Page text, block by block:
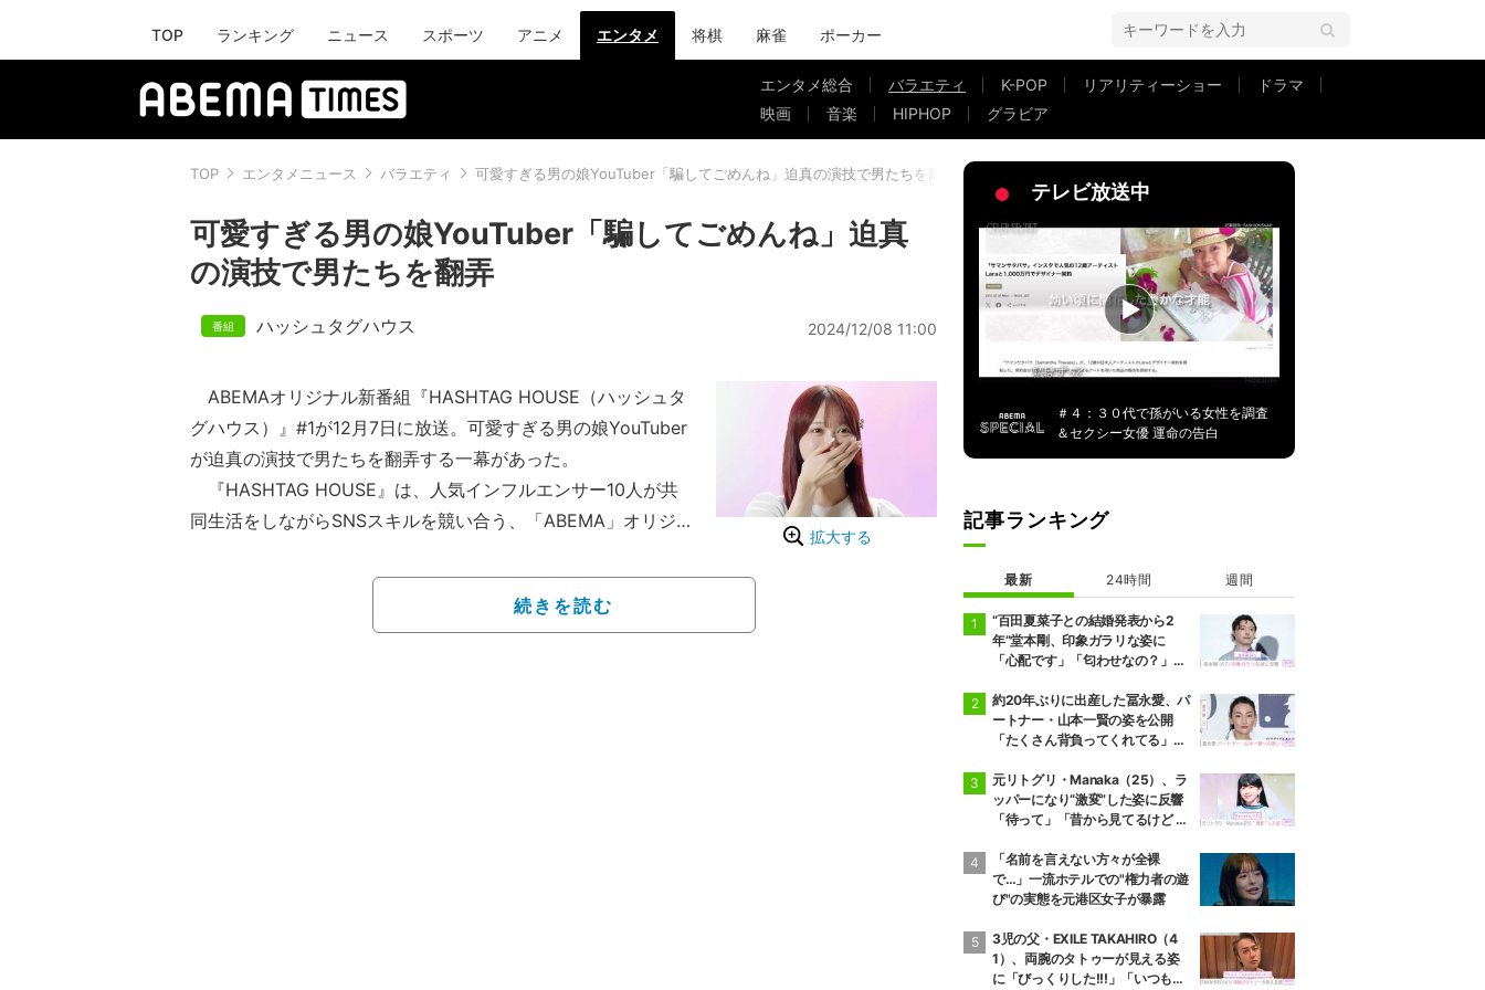
TOP ランキング ニュース スポーツ アニメ エンタメ 将棋 麻雀 ポーカー
エンタメ総合 バラエティ K-POP リアリティーショー
ドラマ
映画
音楽 HIPHOP グラビア
TOP エンタメニュース バラエティ 可愛すぎる男の娘YouTuber「騙してごめんね」迫真の演技で男たちを翻弄
可愛すぎる男の娘YouTuber「騙してごめんね」迫真
の演技で男たちを翻弄
ハッシュタグハウス 2024/12/08 11:00
拡大する
ABEMAオリジナル新番組『HASHTAG HOUSE（ハッシュタ
グハウス）』#1が12月7日に放送。可愛すぎる男の娘YouTuber
が迫真の演技で男たちを翻弄する一幕があった。
『HASHTAG HOUSE』は、人気インフルエンサー10人が共
同生活をしながらSNSスキルを競い合う、「ABEMA」オリジナ
生活中に全員で1つのSNSアカウントを運用していく。その中で
メンバー達は再生回数やフォロワー数などのミッション達成を
続きを読む
テレビ放送中
＃４：３０代で孫がいる女性を調査
＆セクシー女優 運命の告白
記事ランキング
最新 24時間 週間
“百田夏菜子との結婚発表から2
年”堂本剛、印象ガラリな姿に
「心配です」「匂わせなの？」な
約20年ぶりに出産した冨永愛、パ
ートナー・山本一賢の姿を公開
「たくさん背負ってくれてる」感
元リトグリ・Manaka（25）、ラ
ッパーになり“激変”した姿に反響
「待って」「昔から見てるけど 最
「名前を言えない方々が全裸
で…」一流ホテルでの"権力者の遊
び"の実態を元港区女子が暴露
3児の父・EXILE TAKAHIRO（4
1）、両腕のタトゥーが見える姿
に「びっくりした!!!」「いつもと